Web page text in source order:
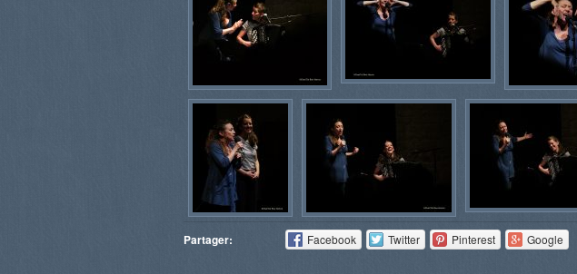
Partager: Facebook Twitter Pinterest Google